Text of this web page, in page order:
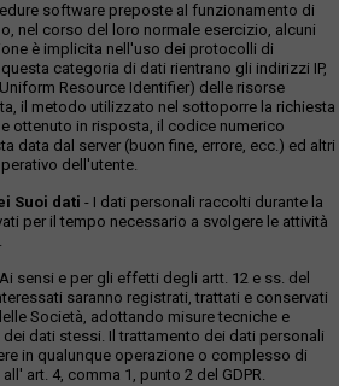
software preposte al funzionamento di
nel corso del loro normale esercizio, alcuni
è implicita nell'uso dei protocolli di
categoria di dati rientrano gli indirizzi IP,
Resource Identifier) delle risorse
il metodo utilizzato nel sottoporre la richiesta
ottenuto in risposta, il codice numerico
data dal server (buon fine, errore, ecc.) ed altri
dell'utente.
Suoi dati - I dati personali raccolti durante la
per il tempo necessario a svolgere le attività
sensi e per gli effetti degli artt. 12 e ss. del
saranno registrati, trattati e conservati
Società, adottando misure tecniche e
dati stessi. Il trattamento dei dati personali
in qualunque operazione o complesso di
art. 4, comma 1, punto 2 del GDPR.